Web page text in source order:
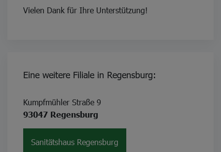
Vielen Dank für Ihre Unterstützung!
Eine weitere Filiale in Regensburg:
Kumpfmühler Straße 9
93047 Regensburg
Sanitätshaus Regensburg